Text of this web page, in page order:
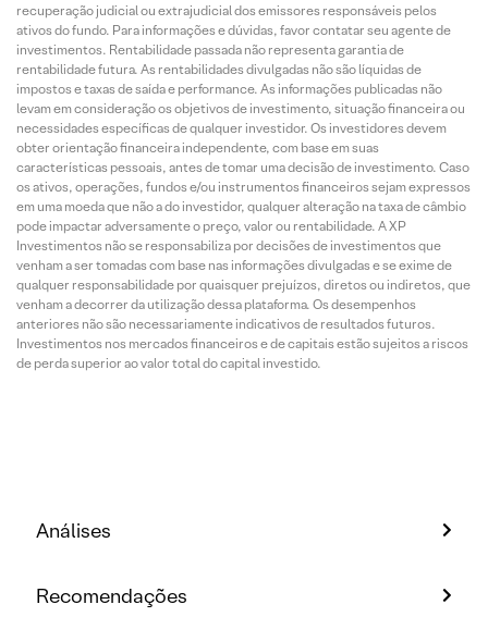
recuperação judicial ou extrajudicial dos emissores responsáveis pelos
ativos do fundo. Para informações e dúvidas, favor contatar seu agente de
investimentos. Rentabilidade passada não representa garantia de
rentabilidade futura. As rentabilidades divulgadas não são líquidas de
impostos e taxas de saída e performance. As informações publicadas não
levam em consideração os objetivos de investimento, situação financeira ou
necessidades específicas de qualquer investidor. Os investidores devem
obter orientação financeira independente, com base em suas
características pessoais, antes de tomar uma decisão de investimento. Caso
os ativos, operações, fundos e/ou instrumentos financeiros sejam expressos
em uma moeda que não a do investidor, qualquer alteração na taxa de câmbio
pode impactar adversamente o preço, valor ou rentabilidade. A XP
Investimentos não se responsabiliza por decisões de investimentos que
venham a ser tomadas com base nas informações divulgadas e se exime de
qualquer responsabilidade por quaisquer prejuízos, diretos ou indiretos, que
venham a decorrer da utilização dessa plataforma. Os desempenhos
anteriores não são necessariamente indicativos de resultados futuros.
Investimentos nos mercados financeiros e de capitais estão sujeitos a riscos
de perda superior ao valor total do capital investido.
Análises
Recomendações